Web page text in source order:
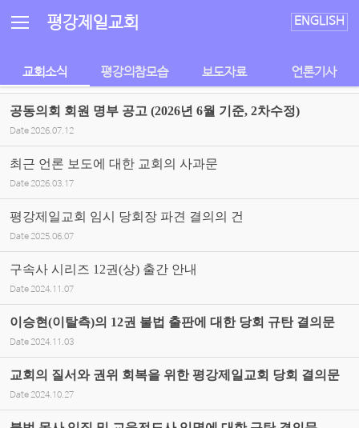
평강제일교회 ENGLISH
교회소식 평강의참모습 보도자료 언론기사
공동의회 회원 명부 공고 (2026년 6월 기준, 2차수정)
Date 2026.07.12
최근 언론 보도에 대한 교회의 사과문
Date 2026.03.17
평강제일교회 임시 당회장 파견 결의의 건
Date 2025.06.07
구속사 시리즈 12권(상) 출간 안내
Date 2024.11.07
이승현(이탈측)의 12권 불법 출판에 대한 당회 규탄 결의문
Date 2024.11.03
교회의 질서와 권위 회복을 위한 평강제일교회 당회 결의문
Date 2024.10.27